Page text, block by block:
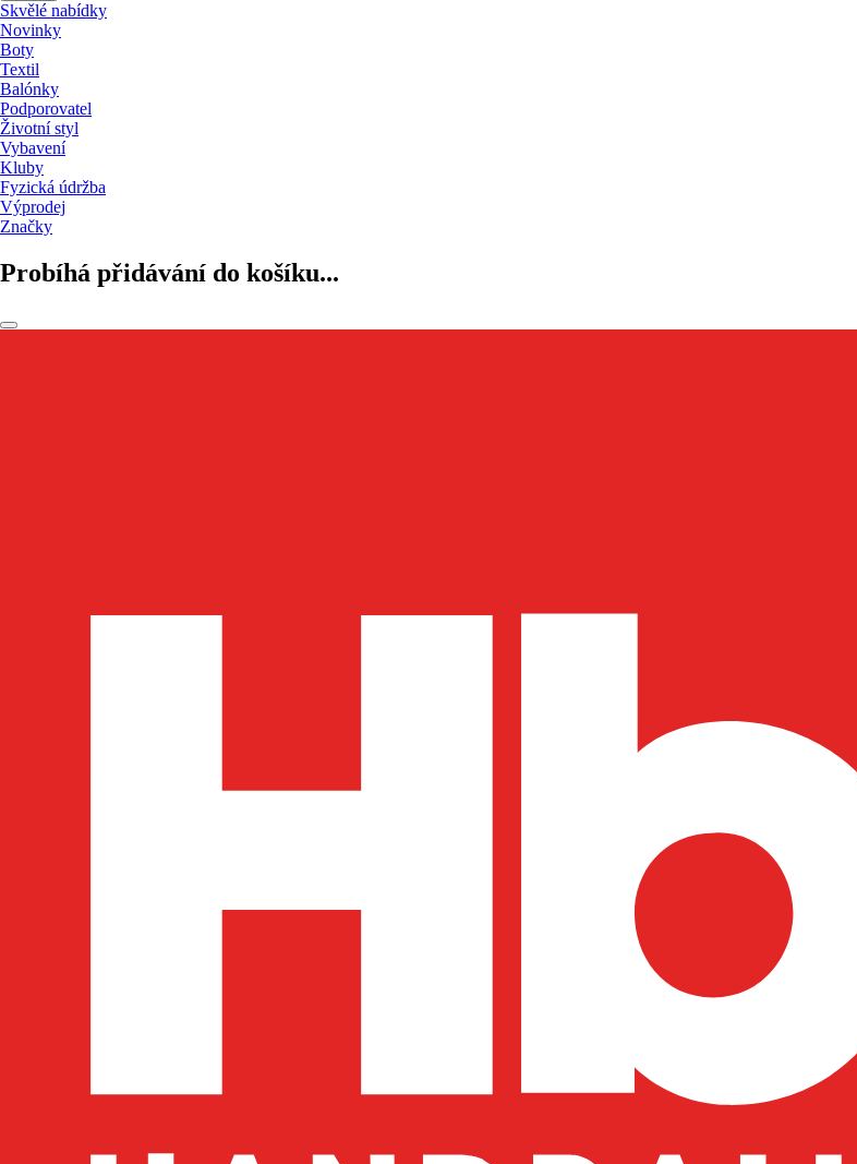
Skvělé nabídky
Novinky
Boty
Textil
Balónky
Podporovatel
Životní styl
Vybavení
Kluby
Fyzická údržba
Výprodej
Značky
Probíhá přidávání do košíku...